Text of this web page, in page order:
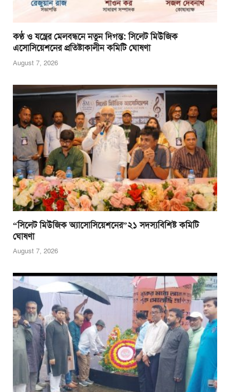
কণ্ঠ ও যন্ত্রের মেলবন্ধনে নতুন দিগন্ত: সিলেট মিউজিক
এসোসিয়েশনের প্রতিষ্টাকালীন কমিটি ঘোষণা
August 7, 2026
“সিলেট মিউজিক অ্যাসোসিয়েশনের”২১ সদস্যবিশিষ্ট কমিটি
ঘোষণা
August 7, 2026